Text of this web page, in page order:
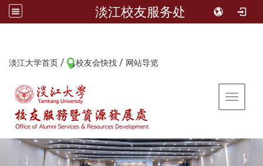
淡江校友服务处
淡江大学首页 / 校友会快找 / 网站导览
Toggle